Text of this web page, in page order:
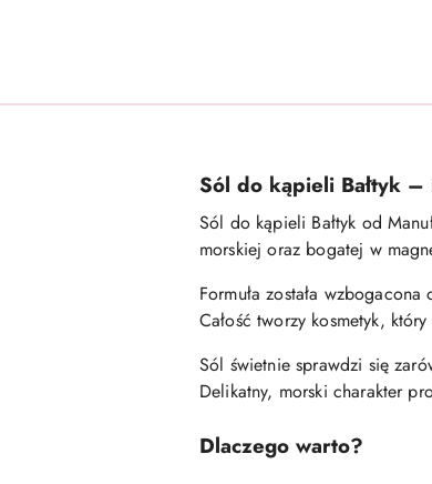
Sól do kąpieli Bałtyk –
Sól do kąpieli Bałtyk od
morskiej oraz bogatej w
Formuła została
Całość tworzy kosmetyk,
Sól świetnie sprawdzi się
Delikatny, morski charakter
Dlaczego warto?